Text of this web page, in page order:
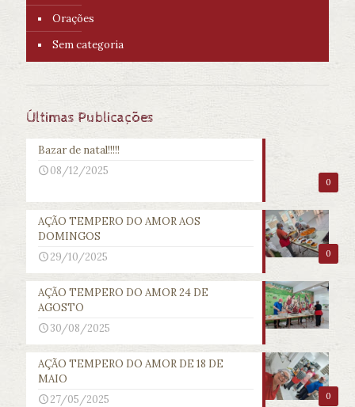
Orações
Sem categoria
Últimas Publicações
0
Bazar de natal!!!!!
08/12/2025
0
AÇÃO TEMPERO DO AMOR AOS
DOMINGOS
29/10/2025
AÇÃO TEMPERO DO AMOR 24 DE
AGOSTO
30/08/2025
0
AÇÃO TEMPERO DO AMOR DE 18 DE
MAIO
27/05/2025